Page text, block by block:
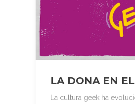
LA DONA EN
La cultura geek ha